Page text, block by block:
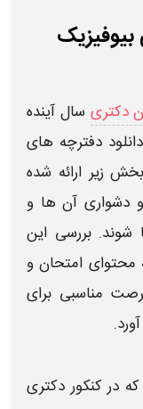
دکتری سال آینده
دانلود دفترچه های
زیر ارائه شده
دشواری آن‌ ها و
بررسی این
محتوای امتحان و
مناسبی برای
در کنکور دکتری